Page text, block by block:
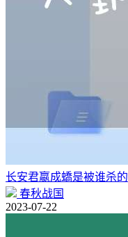
长安君嬴成蟜是被谁杀的
春秋战国
2023-07-22